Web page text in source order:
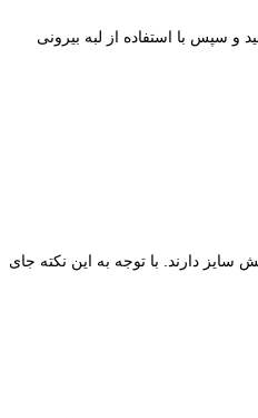
سپس با استفاده از لبه بیرونی
سایز دارند. با توجه به این نکته جای